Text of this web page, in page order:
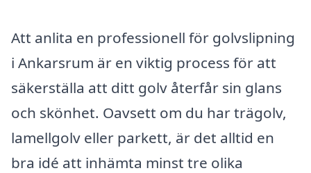
Att anlita en professionell för golvslipning
i Ankarsrum är en viktig process för att
säkerställa att ditt golv återfår sin glans
och skönhet. Oavsett om du har trägolv,
lamellgolv eller parkett, är det alltid en
bra idé att inhämta minst tre olika